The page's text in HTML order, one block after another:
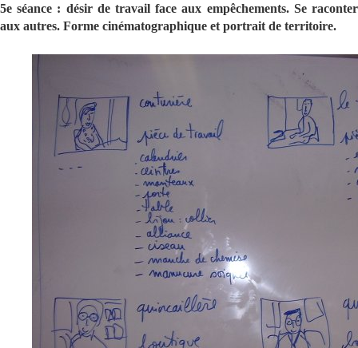
5e séance : désir de travail face aux empêchements. Se raconter
aux autres. Forme cinématographique et portrait de territoire.